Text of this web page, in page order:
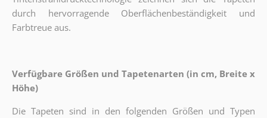
durch hervorragende Oberflächenbeständigkeit und
Farbtreue aus.
Verfügbare Größen und Tapetenarten (in cm, Breite x
Höhe)
Die Tapeten sind in den folgenden Größen und Typen